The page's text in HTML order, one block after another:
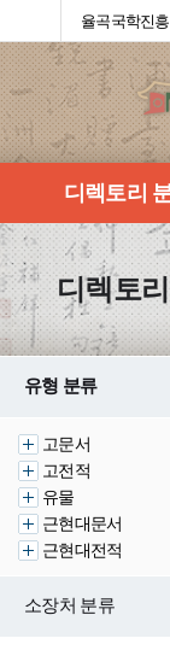
율곡국학진
디렉토리
디렉토
유형 분류
고문서
고전적
유물
근현대문서
근현대전적
소장처 분류